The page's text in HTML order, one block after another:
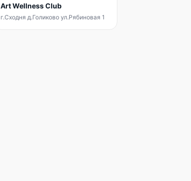
Art Wellness Club
г.Сходня д.Голиково ул.Рябиновая 1